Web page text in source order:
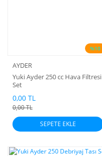
%10
AYDER
Yuki Ayder 250 cc Hava Filtresi
Set
0,00 TL
0,00 TL
SEPETE EKLE